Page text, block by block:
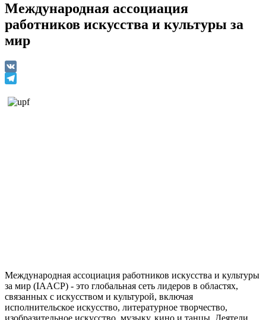
Международная ассоциация
работников искусства и культуры за
мир
VK
Международная ассоциация работников искусства и культуры
за мир (IAACP) - это глобальная сеть лидеров в областях,
связанных с искусством и культурой, включая
исполнительское искусство, литературное творчество,